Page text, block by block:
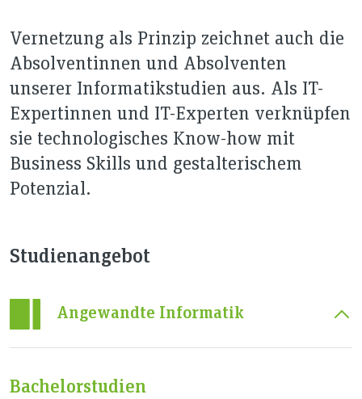
Vernetzung als Prinzip zeichnet auch die
Absolventinnen und Absolventen
unserer Informatikstudien aus. Als IT-
Expertinnen und IT-Experten verknüpfen
sie technologisches Know-how mit
Business Skills und gestalterischem
Potenzial.
Studienangebot
Angewandte Informatik
Bachelorstudien